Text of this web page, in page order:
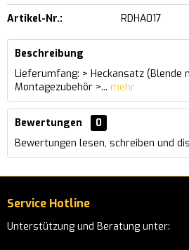
Artikel-Nr.: RDHA017
Beschreibung
Lieferumfang: > Heckansatz (Blende
Montagezubehör >... mehr
Bewertungen
0
Bewertungen lesen, schreiben und
Service Hotline
Unterstützung und Beratung unter: